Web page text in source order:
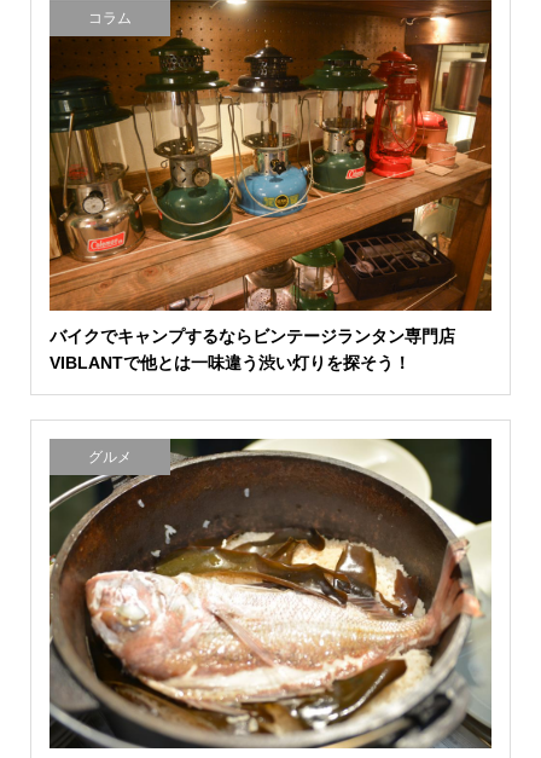
コラム
バイクでキャンプするならビンテージランタン専門店
VIBLANTで他とは一味違う渋い灯りを探そう！
グルメ